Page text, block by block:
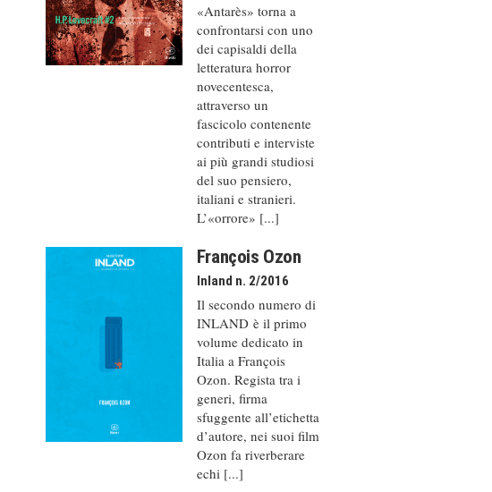
«Antarès» torna a
confrontarsi con uno
dei capisaldi della
letteratura horror
novecentesca,
attraverso un
fascicolo contenente
contributi e interviste
ai più grandi studiosi
del suo pensiero,
italiani e stranieri.
L’«orrore» [...]
François Ozon
Inland n. 2/2016
Il secondo numero di
INLAND è il primo
volume dedicato in
Italia a François
Ozon. Regista tra i
generi, firma
sfuggente all’etichetta
d’autore, nei suoi film
Ozon fa riverberare
echi [...]